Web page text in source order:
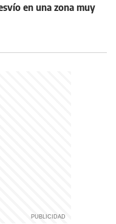
en una zona muy